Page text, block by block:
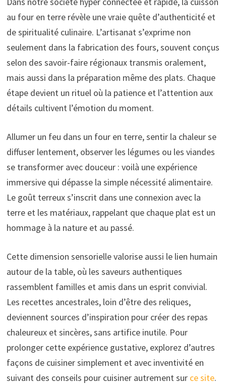
au four en terre révèle une vraie quête d’authenticité et
de spiritualité culinaire. L’artisanat s’exprime non
seulement dans la fabrication des fours, souvent conçus
selon des savoir-faire régionaux transmis oralement,
mais aussi dans la préparation même des plats. Chaque
étape devient un rituel où la patience et l’attention aux
détails cultivent l’émotion du moment.
Allumer un feu dans un four en terre, sentir la chaleur se
diffuser lentement, observer les légumes ou les viandes
se transformer avec douceur : voilà une expérience
immersive qui dépasse la simple nécessité alimentaire.
Le goût terreux s’inscrit dans une connexion avec la
terre et les matériaux, rappelant que chaque plat est un
hommage à la nature et au passé.
Cette dimension sensorielle valorise aussi le lien humain
autour de la table, où les saveurs authentiques
rassemblent familles et amis dans un esprit convivial.
Les recettes ancestrales, loin d’être des reliques,
deviennent sources d’inspiration pour créer des repas
chaleureux et sincères, sans artifice inutile. Pour
prolonger cette expérience gustative, explorez d’autres
façons de cuisiner simplement et avec inventivité en
suivant des conseils pour cuisiner autrement sur ce site.